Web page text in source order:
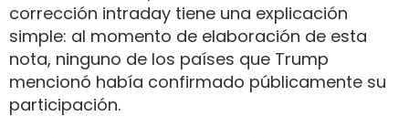
corrección intraday tiene una explicación
simple: al momento de elaboración de esta
nota, ninguno de los países que Trump
mencionó había confirmado públicamente su
participación.